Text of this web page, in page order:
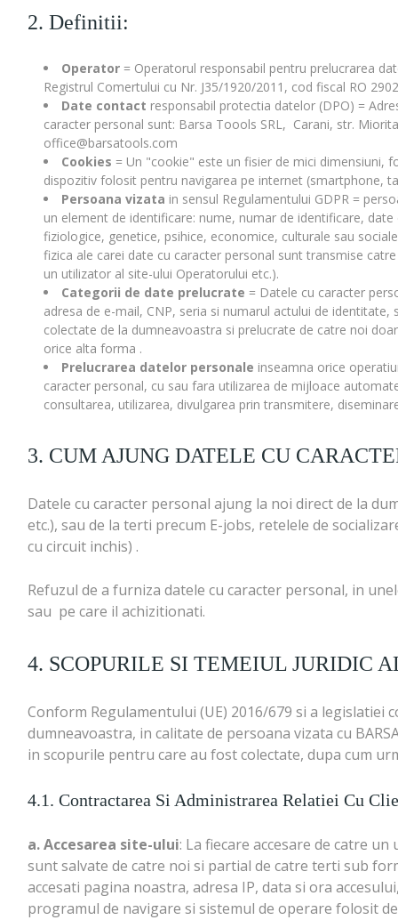
2. Definitii:
Operator = Operatorul responsabil pentru prelucrarea
Registrul Comertului cu Nr. J35/1920/2011, cod fiscal RO
Date contact responsabil protectia datelor (DPO) =
caracter personal sunt: Barsa Toools SRL, Carani, str.
office@barsatools.com
Cookies = Un "cookie" este un fisier de mici dimensiuni,
dispozitiv folosit pentru navigarea pe internet (smartphone,
Persoana vizata in sensul Regulamentului GDPR =
un element de identificare: nume, numar de identificare,
fiziologice, genetice, psihice, economice, culturale sau
fizica ale carei date cu caracter personal sunt transmise
un utilizator al site-ului Operatorului etc.).
Categorii de date prelucrate = Datele cu caracter
adresa de e-mail, CNP, seria si numarul actului de
colectate de la dumneavoastra si prelucrate de catre noi
orice alta forma .
Prelucrarea datelor personale inseamna orice
caracter personal, cu sau fara utilizarea de mijloace
consultarea, utilizarea, divulgarea prin transmitere,
3. CUM AJUNG DATELE CU
Datele cu caracter personal ajung la noi direct de la
etc.), sau de la terti precum E-jobs, retelele de
cu circuit inchis) .
Refuzul de a furniza datele cu caracter personal, in
sau pe care il achizitionati.
4. SCOPURILE SI TEMEIUL JURIDIC
Conform Regulamentului (UE) 2016/679 si a
dumneavoastra, in calitate de persoana vizata cu
in scopurile pentru care au fost colectate, dupa cum
4.1. Contractarea Si Administrarea Relatiei Cu
a. Accesarea site-ului: La fiecare accesare de catre
sunt salvate de catre noi si partial de catre terti sub
accesati pagina noastra, adresa IP, data si ora
programul de navigare si sistemul de operare folosit